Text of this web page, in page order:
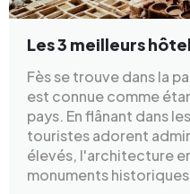
Les 3 meilleurs
Fès se trouve dans la
est connue comme
pays. En flânant dans
touristes adorent
élevés, l'architecture
monuments